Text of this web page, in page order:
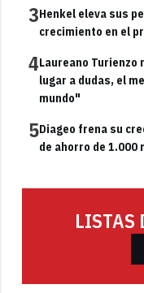
3Henkel eleva sus
crecimiento en el
4Laureano
lugar a dudas, el
mundo"
5Diageo frena su
de ahorro de 1.000
LISTAS